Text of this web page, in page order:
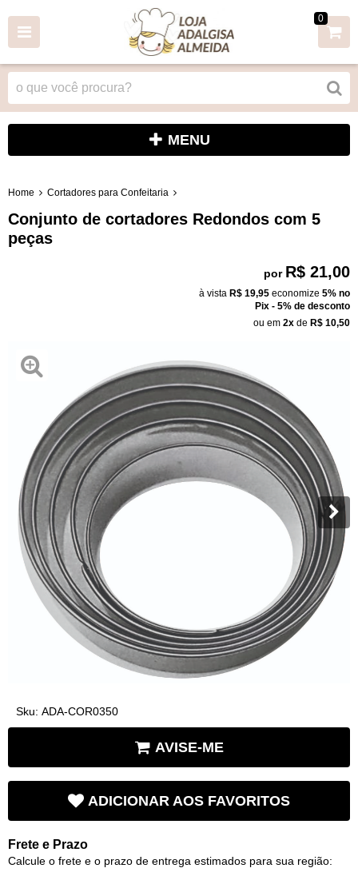
0
MENU
Home Cortadores para Confeitaria
Conjunto de cortadores Redondos com 5
peças
por R$ 21,00
à vista R$ 19,95 economize 5% no
Pix - 5% de desconto
ou em 2x de R$ 10,50
Sku: ADA-COR0350
AVISE-ME
ADICIONAR AOS FAVORITOS
Frete e Prazo
Calcule o frete e o prazo de entrega estimados para sua região: